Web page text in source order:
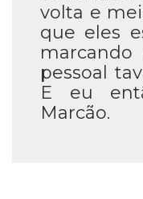
volta e
que eles
pessoal
E eu
Marcão.